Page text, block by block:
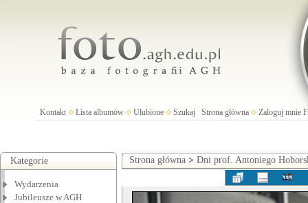
Kontakt Lista albumów Ulubione Szukaj Strona główna Zaloguj mnie
Kategorie
Wydarzenia
Jubileusze w AGH
Strona główna > Dni prof. Antoniego